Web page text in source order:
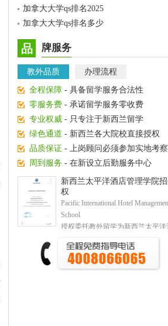
加拿大大学qs排名2025
加拿大大学qs排名多少
品 牌服务
教外品质 办理流程
全程保障 - 具备留学服务合法性
零服务费 - 承诺留学服务零收费
专业权威 - 只专注于新西兰留学
绿色通道 - 新西兰各大院校直接授权
品质保证 - 上岗顾问必须参加实地考察
周到服务 - 在新设立后勤服务中心